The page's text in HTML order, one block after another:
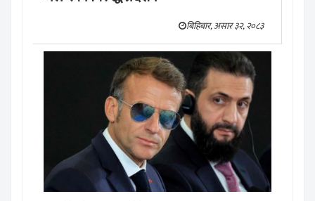
बिहिबार, असार ३२, २०८३